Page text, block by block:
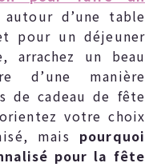
d’une table
pour un déjeuner
arrachez un beau
d’une manière
de cadeau de fête
votre choix
mais pourquoi
pour la fête